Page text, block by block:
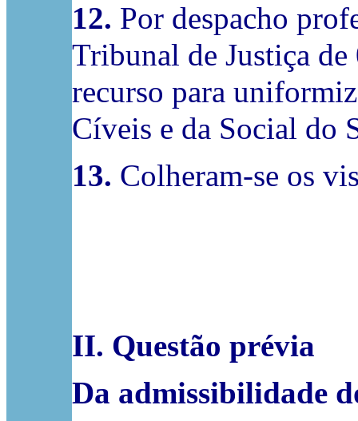
12. Por despacho
Tribunal de Justiça
recurso para
Cíveis e da Social do
13. Colheram-se os
II. Questão prévia
Da admissibilidade